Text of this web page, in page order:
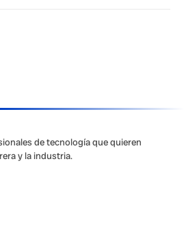
de tecnología que quieren
y la industria.